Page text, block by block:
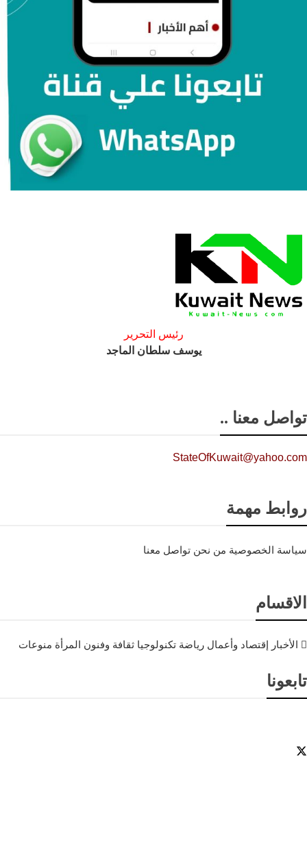
رئيس التحرير
يوسف سلطان الماجد
تواصل معنا ..
StateOfKuwait@yahoo.com
روابط مهمة
سياسة الخصوصية من نحن تواصل معنا
الاقسام
الأخبار إقتصاد وأعمال رياضة تكنولوجيا ثقافة وفنون المرأة منوعات
تابعونا